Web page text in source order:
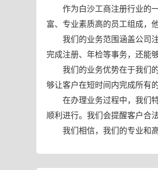
作为白沙工商注册行业的
富、专业素质高的员工组成，
我们的业务范围涵盖公司
完成注册、年检等事务，还能
我们的业务优势在于我们
够让客户在短时间内完成所有
在办理业务过程中，我们
顺利进行。我们会提醒客户合
我们相信，我们的专业和